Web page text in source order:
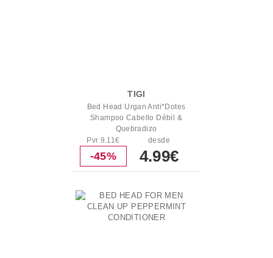
TIGI
Bed Head Urgan Anti*Dotes
Shampoo Cabello Débil &
Quebradizo
Pvr 9.11€
-45%
desde
4.99€